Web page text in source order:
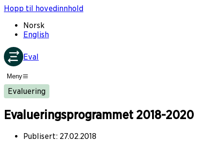
Hopp til hovedinnhold
Norsk
English
Eval
Meny
Evaluering
Evalueringsprogrammet 2018-2020
Publisert: 27.02.2018